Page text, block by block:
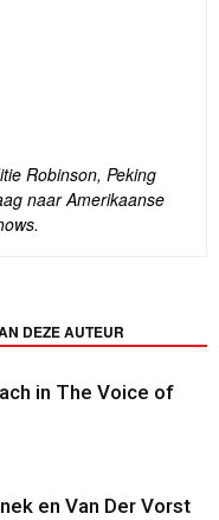
Robinson, Peking
naar Amerikaanse
DEZE AUTEUR
in The Voice of
en Van Der Vorst